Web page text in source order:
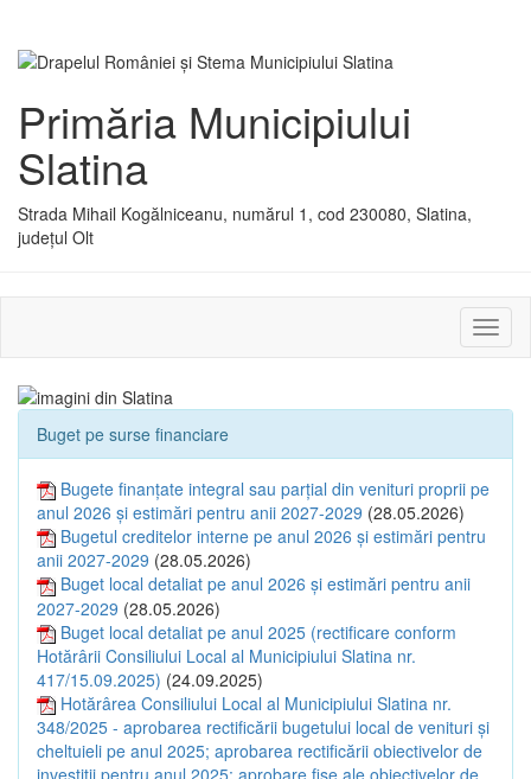
Primăria Municipiului
Slatina
Strada Mihail Kogălniceanu, numărul 1, cod 230080, Slatina,
județul Olt
sau
Buget pe surse financiare
Bugete finanțate integral sau parțial din venituri proprii pe
anul 2026 și estimări pentru anii 2027-2029 (28.05.2026)
Bugetul creditelor interne pe anul 2026 și estimări pentru
anii 2027-2029 (28.05.2026)
Buget local detaliat pe anul 2026 și estimări pentru anii
2027-2029 (28.05.2026)
Buget local detaliat pe anul 2025 (rectificare conform
Hotărârii Consiliului Local al Municipiului Slatina nr.
417/15.09.2025) (24.09.2025)
Hotărârea Consiliului Local al Municipiului Slatina nr.
348/2025 - aprobarea rectificării bugetului local de venituri și
cheltuieli pe anul 2025; aprobarea rectificării obiectivelor de